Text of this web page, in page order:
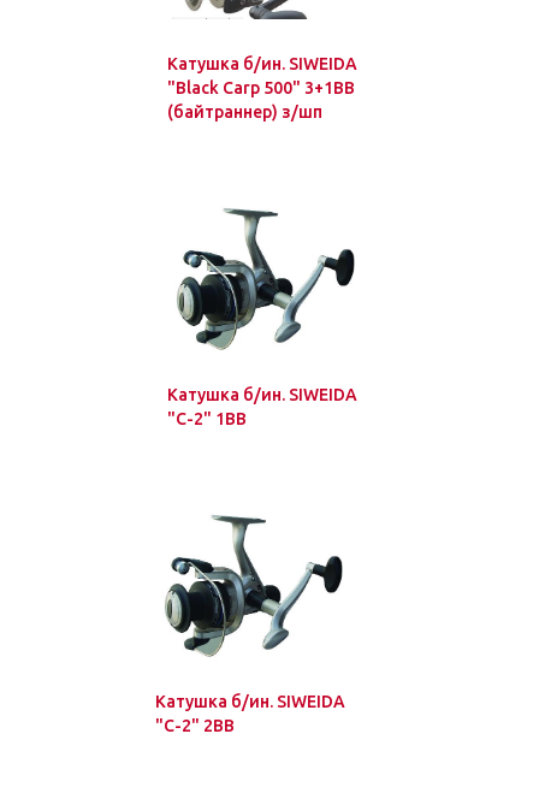
Катушка б/ин. SIWEIDA
"Black Carp 500" 3+1BB
(байтраннер) з/шп
Катушка б/ин. SIWEIDA
"C-2" 1BB
Катушка б/ин. SIWEIDA
"C-2" 2BB